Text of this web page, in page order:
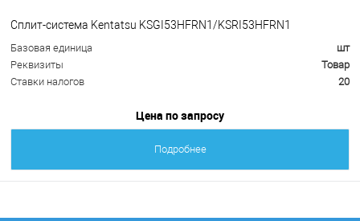
Сплит-система Kentatsu KSGI53HFRN1/KSRI53HFRN1
Базовая единица
шт
Реквизиты
Товар
Ставки налогов
20
Цена по запросу
Подробнее